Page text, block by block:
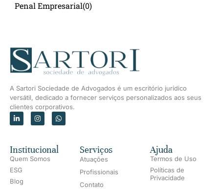
Penal Empresarial(0)
A Sartori Sociedade de Advogados é um escritório jurídico
versátil, dedicado a fornecer serviços personalizados aos seus
clientes corporativos.
Institucional
Quem Somos
ESG
Blog
Serviços
Atuações
Profissionais
Contato
Ajuda
Termos de Uso
Políticas de
Privacidade